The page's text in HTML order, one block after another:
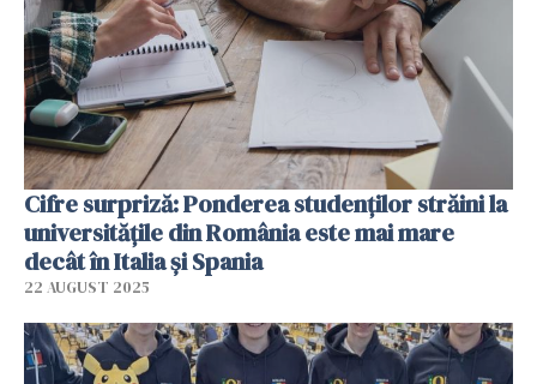
Cifre surpriză: Ponderea studenţilor străini la
universităţile din România este mai mare
decât în Italia şi Spania
22 AUGUST 2025